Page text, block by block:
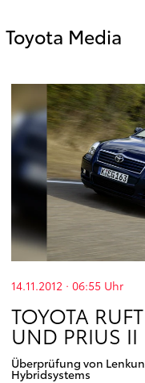
Toyota Media
14.11.2012 · 06:55 Uhr
TOYOTA
UND PRIUS II
Überprüfung von
Hybridsystems